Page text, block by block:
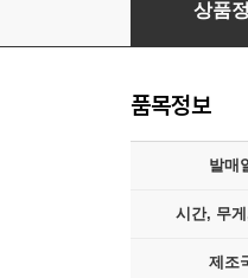
상품
품목정보
발매
시간, 무게
제조